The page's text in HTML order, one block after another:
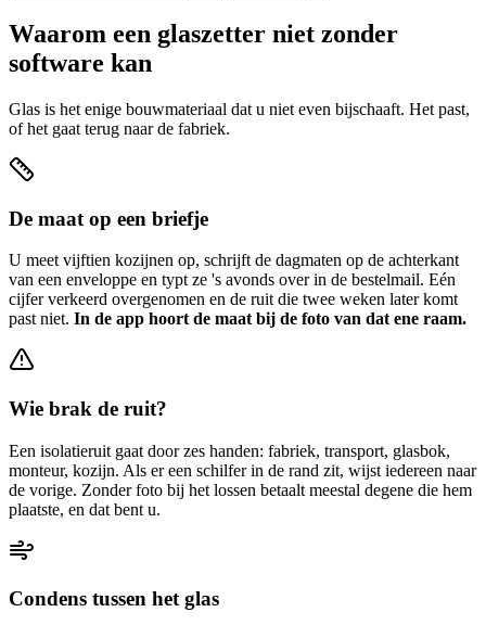
Waarom een glaszetter niet zonder
software kan
Glas is het enige bouwmateriaal dat u niet even bijschaaft. Het past,
of het gaat terug naar de fabriek.
De maat op een briefje
U meet vijftien kozijnen op, schrijft de dagmaten op de achterkant
van een enveloppe en typt ze 's avonds over in de bestelmail. Eén
cijfer verkeerd overgenomen en de ruit die twee weken later komt
past niet. In de app hoort de maat bij de foto van dat ene raam.
Wie brak de ruit?
Een isolatieruit gaat door zes handen: fabriek, transport, glasbok,
monteur, kozijn. Als er een schilfer in de rand zit, wijst iedereen naar
de vorige. Zonder foto bij het lossen betaalt meestal degene die hem
plaatste, en dat bent u.
Condens tussen het glas